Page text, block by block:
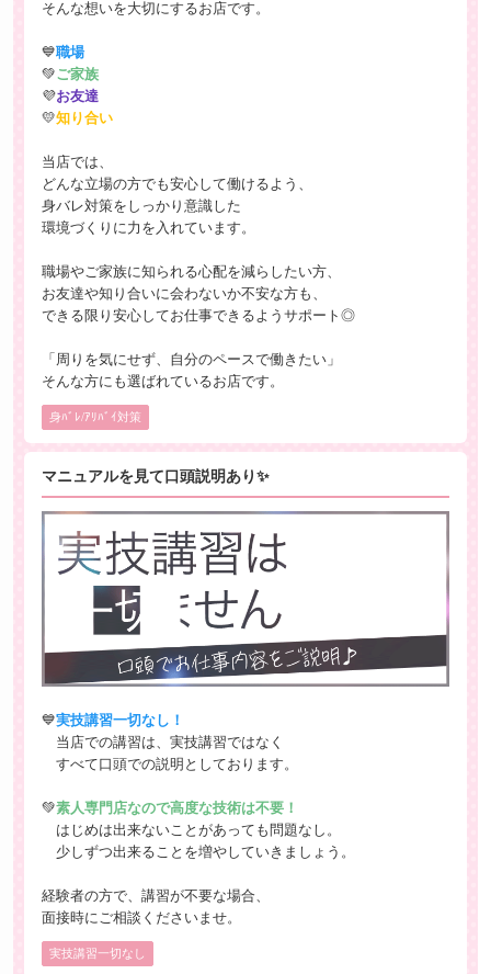
そんな想いを大切にするお店です。
💙職場
💚ご家族
💜お友達
💛知り合い
当店では、
どんな立場の方でも安心して働けるよう、
身バレ対策をしっかり意識した
環境づくりに力を入れています。
職場やご家族に知られる心配を減らしたい方、
お友達や知り合いに会わないか不安な方も、
できる限り安心してお仕事できるようサポート◎
「周りを気にせず、自分のペースで働きたい」
そんな方にも選ばれているお店です。
身ﾊﾞﾚ/ｱﾘﾊﾞｲ対策
マニュアルを見て口頭説明あり✨
💙実技講習一切なし！
当店での講習は、実技講習ではなく
すべて口頭での説明としております。
💚素人専門店なので高度な技術は不要！
はじめは出来ないことがあっても問題なし。
少しずつ出来ることを増やしていきましょう。
経験者の方で、講習が不要な場合、
面接時にご相談くださいませ。
実技講習一切なし